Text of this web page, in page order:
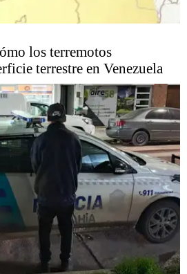
los terremotos
terrestre en Venezuela